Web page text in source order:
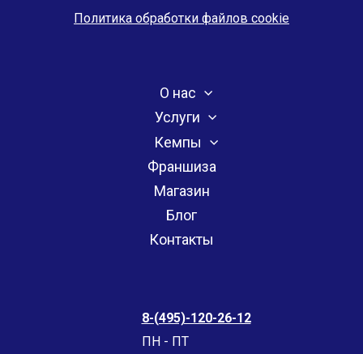
Политика обработки файлов cookie
О нас
Услуги
Кемпы
Франшиза
Магазин
Блог
Контакты
8-(495)-120-26-12
ПН - ПТ